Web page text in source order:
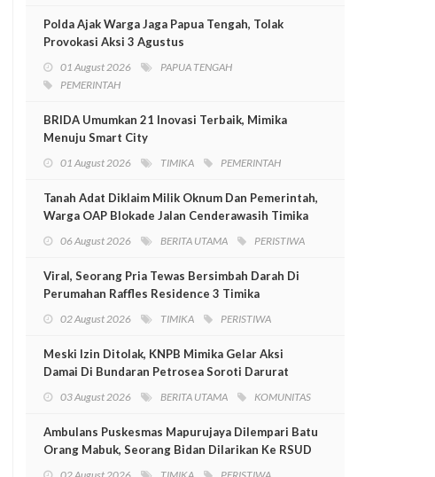
Polda Ajak Warga Jaga Papua Tengah, Tolak
Provokasi Aksi 3 Agustus
01 August 2026
PAPUA TENGAH
PEMERINTAH
BRIDA Umumkan 21 Inovasi Terbaik, Mimika
Menuju Smart City
01 August 2026 TIMIKA PEMERINTAH
Tanah Adat Diklaim Milik Oknum Dan Pemerintah,
Warga OAP Blokade Jalan Cenderawasih Timika
06 August 2026 BERITA UTAMA PERISTIWA
Viral, Seorang Pria Tewas Bersimbah Darah Di
Perumahan Raffles Residence 3 Timika
02 August 2026 TIMIKA PERISTIWA
Meski Izin Ditolak, KNPB Mimika Gelar Aksi
Damai Di Bundaran Petrosea Soroti Darurat
03 August 2026 BERITA UTAMA KOMUNITAS
Ambulans Puskesmas Mapurujaya Dilempari Batu
Orang Mabuk, Seorang Bidan Dilarikan Ke RSUD